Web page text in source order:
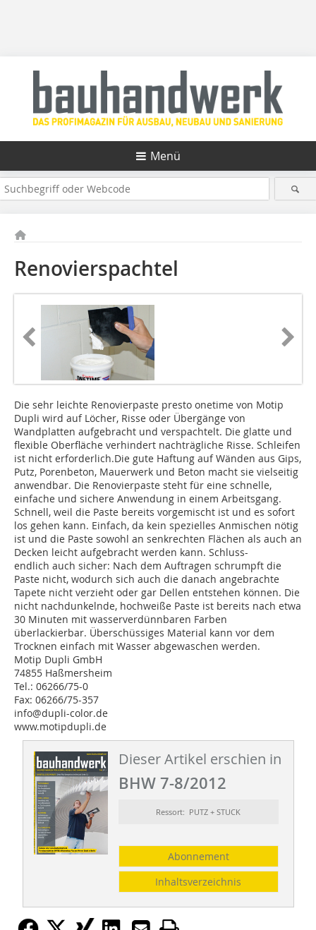
Menü
Renovierspachtel
Die sehr leichte Renovierpaste presto onetime von Motip
Dupli wird auf Löcher, Risse oder Übergänge von
Wandplatten aufgebracht und verspachtelt. Die glatte und
flexible Oberfläche verhindert nachträgliche Risse. Schleifen
ist nicht erforderlich.Die gute Haftung auf Wänden aus Gips,
Putz, Porenbeton, Mauerwerk und Beton macht sie vielseitig
anwendbar. Die Renovierpaste steht für eine schnelle,
einfache und sichere Anwendung in einem Arbeitsgang.
Schnell, weil die Paste bereits vorgemischt ist und es sofort
los gehen kann. Einfach, da kein spezielles Anmischen nötig
ist und die Paste sowohl an senkrechten Flächen als auch an
Decken leicht aufgebracht werden kann. Schluss-
endlich auch sicher: Nach dem Auftragen schrumpft die
Paste nicht, wodurch sich auch die danach angebrachte
Tapete nicht verzieht oder gar Dellen entstehen können. Die
nicht nachdunkelnde, hochweiße Paste ist bereits nach etwa
30 Minuten mit wasserverdünnbaren Farben
überlackierbar. Überschüssiges Material kann vor dem
Trocknen einfach mit Wasser abgewaschen werden.
Motip Dupli GmbH
74855 Haßmersheim
Tel.: 06266/75-0
Fax: 06266/75-357
info@dupli-color.de
www.motipdupli.de
Dieser Artikel erschien in
BHW 7-8/2012
Ressort: PUTZ + STUCK
Abonnement
Inhaltsverzeichnis